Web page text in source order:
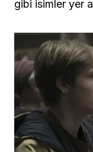
gibi isimler yer